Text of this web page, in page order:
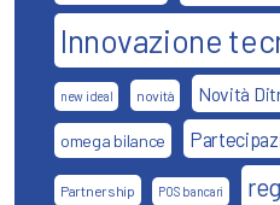
Innovazione
new ideal novità Novità
omega bilance
Partnership POS bancari